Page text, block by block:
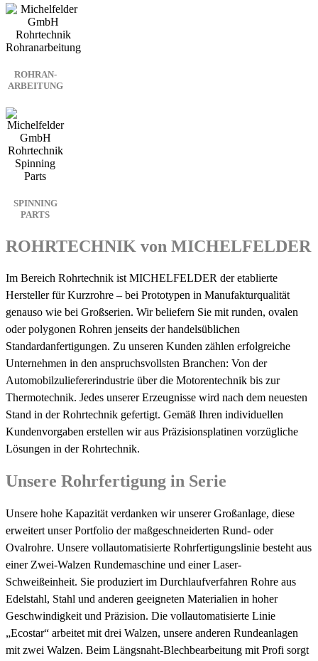
ROHRAN­
ARBEITUNG
SPINNING
PARTS
ROHRTECHNIK von MICHELFELDER
Im Bereich Rohrtechnik ist MICHELFELDER der etablierte
Hersteller für Kurzrohre – bei Prototypen in Manufakturqualität
genauso wie bei Großserien. Wir beliefern Sie mit runden, ovalen
oder polygonen Rohren jenseits der handelsüblichen
Standardanfertigungen. Zu unseren Kunden zählen erfolgreiche
Unternehmen in den anspruchsvollsten Branchen: Von der
Automobilzuliefererindustrie über die Motorentechnik bis zur
Thermotechnik. Jedes unserer Erzeugnisse wird nach dem neuesten
Stand in der Rohrtechnik gefertigt. Gemäß Ihren individuellen
Kundenvorgaben erstellen wir aus Präzisionsplatinen vorzügliche
Lösungen in der Rohrtechnik.
Unsere Rohrfertigung in Serie
Unsere hohe Kapazität verdanken wir unserer Großanlage, diese
erweitert unser Portfolio der maßgeschneiderten Rund- oder
Ovalrohre. Unsere vollautomatisierte Rohrfertigungslinie besteht aus
einer Zwei-Walzen Rundemaschine und einer Laser-
Schweißeinheit. Sie produziert im Durchlaufverfahren Rohre aus
Edelstahl, Stahl und anderen geeigneten Materialien in hoher
Geschwindigkeit und Präzision. Die vollautomatisierte Linie
„Ecostar“ arbeitet mit drei Walzen, unsere anderen Rundeanlagen
mit zwei Walzen. Beim Längsnaht-Blechbearbeitung mit Profi sorgt